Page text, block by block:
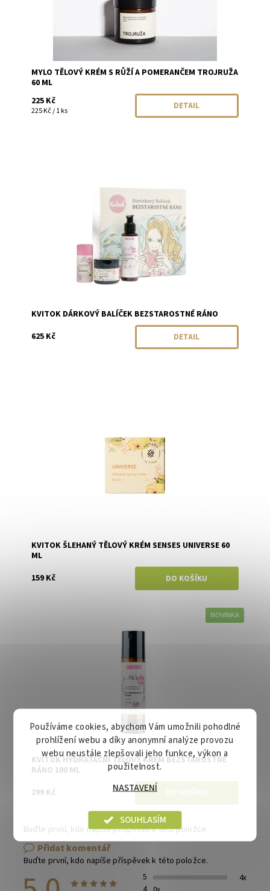
MYLO TĚLOVÝ KRÉM S RŮŽÍ A POMERANČEM TROJRUŽA
60 ML
225 Kč
225 Kč / 1 ks DETAIL
Kvitok
KVITOK DÁRKOVÝ BALÍČEK BEZSTAROSTNÉ RÁNO
625 Kč
DETAIL
KVITOK ŠLEHANÝ TĚLOVÝ KRÉM SENSES UNIVERSE 60
ML
159 Kč
NOVINKA
KVITOK HYDRATAČNÍ TĚLOVÝ KRÉM BEZSTAROSTNÉ
RÁNO 100 ML
299 Kč
Buďte první, kdo napíše příspěvek k této položce.
Přidat komentář
Buďte první, kdo napíše příspěvek k této položce.
5
4x
Používáme cookies, abychom Vám umožnili pohodlné
prohlížení webu a díky anonymní analýze provozu
webu neustále zlepšovali jeho funkce, výkon a
použitelnost.
NASTAVENÍ
SOUHLASÍM